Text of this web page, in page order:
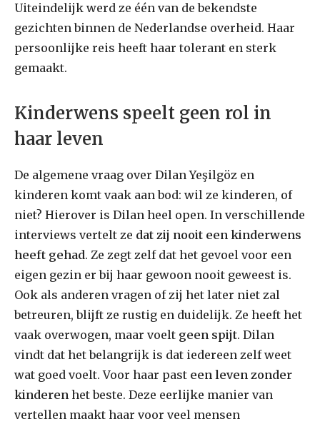
Uiteindelijk werd ze één van de bekendste
gezichten binnen de Nederlandse overheid. Haar
persoonlijke reis heeft haar tolerant en sterk
gemaakt.
Kinderwens speelt geen rol in
haar leven
De algemene vraag over Dilan Yeşilgöz en
kinderen komt vaak aan bod: wil ze kinderen, of
niet? Hierover is Dilan heel open. In verschillende
interviews vertelt ze dat zij nooit een kinderwens
heeft gehad. Ze zegt zelf dat het gevoel voor een
eigen gezin er bij haar gewoon nooit geweest is.
Ook als anderen vragen of zij het later niet zal
betreuren, blijft ze rustig en duidelijk. Ze heeft het
vaak overwogen, maar voelt geen spijt. Dilan
vindt dat het belangrijk is dat iedereen zelf weet
wat goed voelt. Voor haar past een leven zonder
kinderen het beste. Deze eerlijke manier van
vertellen maakt haar voor veel mensen